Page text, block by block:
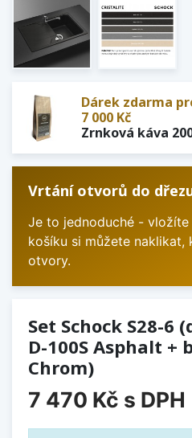
Dárek zdarma
7 000 Kč
Zrnková káva
Vrtání otvorů do
Je to jednoduché -
košíku si můžete naklikat,
otvory.
Set Schock S28-6
D-100S Asphalt +
Chrom)
7 470 Kč s DPH